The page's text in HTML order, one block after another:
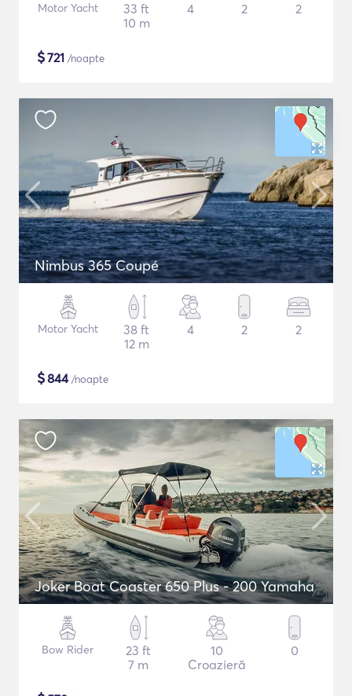
Motor Yacht
33 ft
10 m
4 2 2
$721 /noapte
Nimbus 365 Coupé
Motor Yacht
38 ft
12 m
4 2 2
$844/noapte
Joker Boat Coaster 650 Plus - 200 Yamaha
Bow Rider
23 ft
7 m
10
Croazieră
0